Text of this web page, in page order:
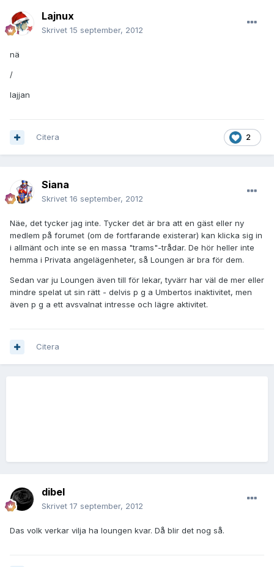
Lajnux
Skrivet 15 september, 2012
nä
/
lajjan
2
Citera
Siana
Skrivet 16 september, 2012
Näe, det tycker jag inte. Tycker det är bra att en gäst eller ny
medlem på forumet (om de fortfarande existerar) kan klicka sig in
i allmänt och inte se en massa "trams"-trådar. De hör heller inte
hemma i Privata angelägenheter, så Loungen är bra för dem.
Sedan var ju Loungen även till för lekar, tyvärr har väl de mer eller
mindre spelat ut sin rätt - delvis p g a Umbertos inaktivitet, men
även p g a ett avsvalnat intresse och lägre aktivitet.
Citera
dibel
Skrivet 17 september, 2012
Das volk verkar vilja ha loungen kvar. Då blir det nog så.